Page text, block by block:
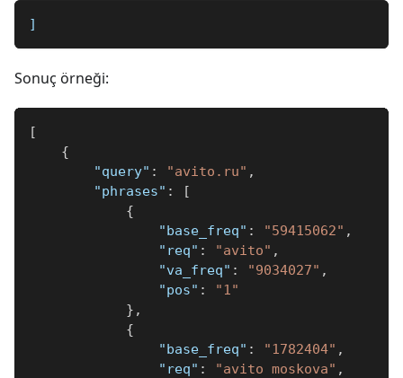
]
Sonuç örneği:
[
{
"query" : "avito.ru" ,
"phrases" :
[
{
"base_freq" : "59415062" ,
"req" : "avito" ,
"va_freq" : "9034027" ,
"pos" :
"1"
} ,
{
"base_freq" : "1782404" ,
"req" : "avito moskova" ,